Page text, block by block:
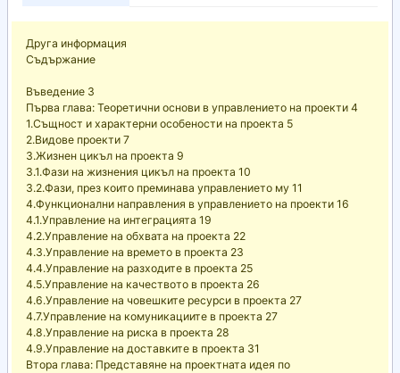
Друга информация
Съдържание
Въведение 3
Първа глава: Теоретични основи в управлението на проекти 4
1.Същност и характерни особености на проекта 5
2.Видове проекти 7
3.Жизнен цикъл на проекта 9
3.1.Фази на жизнения цикъл на проекта 10
3.2.Фази, през които преминава управлението му 11
4.Функционални направления в управлението на проекти 16
4.1.Управление на интеграцията 19
4.2.Управление на обхвата на проекта 22
4.3.Управление на времето в проекта 23
4.4.Управление на разходите в проекта 25
4.5.Управление на качеството в проекта 26
4.6.Управление на човешките ресурси в проекта 27
4.7.Управление на комуникациите в проекта 27
4.8.Управление на риска в проекта 28
4.9.Управление на доставките в проекта 31
Втора глава: Представяне на проектната идея по